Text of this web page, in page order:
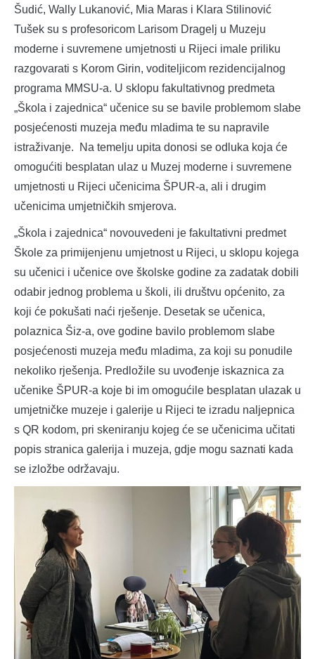
Šudić, Wally Lukanović, Mia Maras i Klara Stilinović
Tušek su s profesoricom Larisom Dragelj u Muzeju
moderne i suvremene umjetnosti u Rijeci imale priliku
razgovarati s Korom Girin, voditeljicom rezidencijalnog
programa MMSU-a. U sklopu fakultativnog predmeta
„Škola i zajednica“ učenice su se bavile problemom slabe
posjećenosti muzeja među mladima te su napravile
istraživanje. Na temelju upita donosi se odluka koja će
omogućiti besplatan ulaz u Muzej moderne i suvremene
umjetnosti u Rijeci učenicima ŠPUR-a, ali i drugim
učenicima umjetničkih smjerova.
„Škola i zajednica“ novouvedeni je fakultativni predmet
Škole za primijenjenu umjetnost u Rijeci, u sklopu kojega
su učenici i učenice ove školske godine za zadatak dobili
odabir jednog problema u školi, ili društvu općenito, za
koji će pokušati naći rješenje. Desetak se učenica,
polaznica Šiz-a, ove godine bavilo problemom slabe
posjećenosti muzeja među mladima, za koji su ponudile
nekoliko rješenja. Predložile su uvođenje iskaznica za
učenike ŠPUR-a koje bi im omogućile besplatan ulazak u
umjetničke muzeje i galerije u Rijeci te izradu naljepnica
s QR kodom, pri skeniranju kojeg će se učenicima učitati
popis stranica galerija i muzeja, gdje mogu saznati kada
se izložbe održavaju.